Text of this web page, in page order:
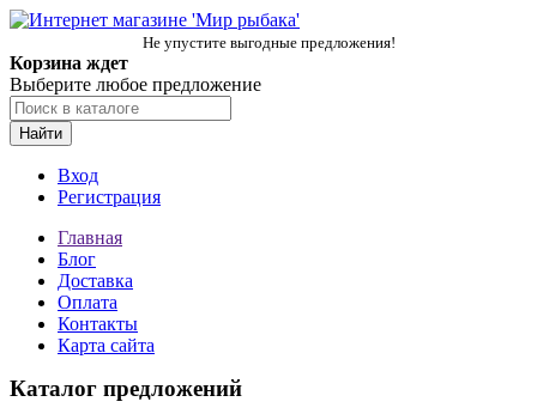
Не упустите выгодные предложения!
Корзина ждет
Выберите любое предложение
Найти
Вход
Регистрация
Главная
Блог
Доставка
Оплата
Контакты
Карта сайта
Каталог предложений